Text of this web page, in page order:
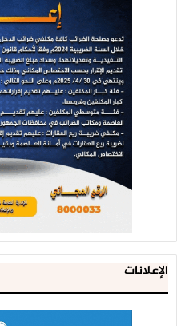
الإعلانات